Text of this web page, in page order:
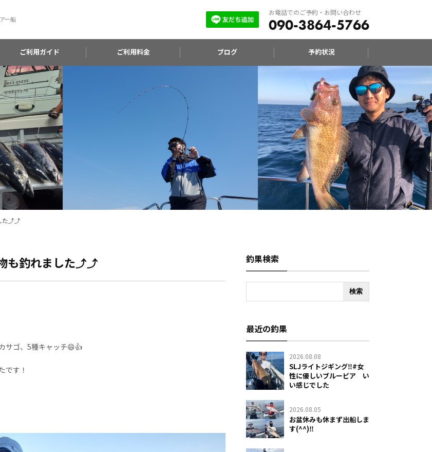
ー船
お電話でのご予約・お問い合わせ
090-3864-5766
ご利用ガイド ご利用料金 ブログ 予約状況
た⤴⤴
も釣れました⤴⤴
サゴ、5種キャッチ😄👍
です！
釣果検索
最近の釣果
2026.08.08
SLJライトジギング‼️#女
性に優しいブルーピア い
い感じでした
2026.08.05
お盆休みも休まず出船しま
す(^^)‼️